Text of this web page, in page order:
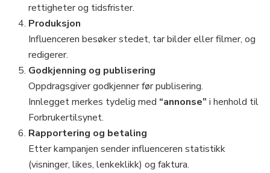
rettigheter og tidsfrister.
Produksjon
Influenceren besøker stedet, tar bilder eller filmer, og
redigerer.
Godkjenning og publisering
Oppdragsgiver godkjenner før publisering.
Innlegget merkes tydelig med “annonse” i henhold til
Forbrukertilsynet.
Rapportering og betaling
Etter kampanjen sender influenceren statistikk
(visninger, likes, lenkeklikk) og faktura.